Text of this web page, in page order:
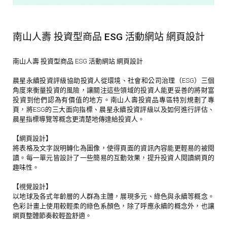
南山人壽 投資型商品 ESG 活動網站 網頁設計
南山人壽 投資型商品 ESG 活動網站 網頁設計
晨星永續投資評級協助投資人從環境、社會和公司治理（ESG）三個
角度來衡量投資的風險，讓關注這些領域的投資人能更妥善的將財富
投資到他們認為有價值的地方。南山人壽投資品專區特別規劃了專
頁，將ESG的三大面向指標、晨星永續投資評級以及如何進行評估、
晨星指標導覽等概念更清楚地傳達給投資人。
【網頁設計】
將表格及文字說明轉化為圖像，使得頁面的資訊內容能更輕易的被閱
讀。每一單元皆設計了一些簡易的互動效果，提升投資人閱讀網頁的
趣味性。
【視覺設計】
以地球及各式年齡層的人群為主體，展現多元、綠色與永續等概念。
色彩計畫上使用較輕柔的綠色系顏色，除了呼應永續的概念外，也讓
網頁整體節奏較輕盈舒適。